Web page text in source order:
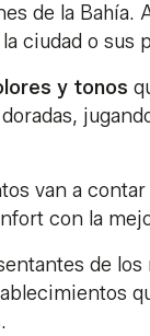
de la Bahía.
ciudad o sus
y tonos
van a
con la
de